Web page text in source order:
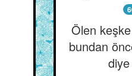
Ölen
bundan